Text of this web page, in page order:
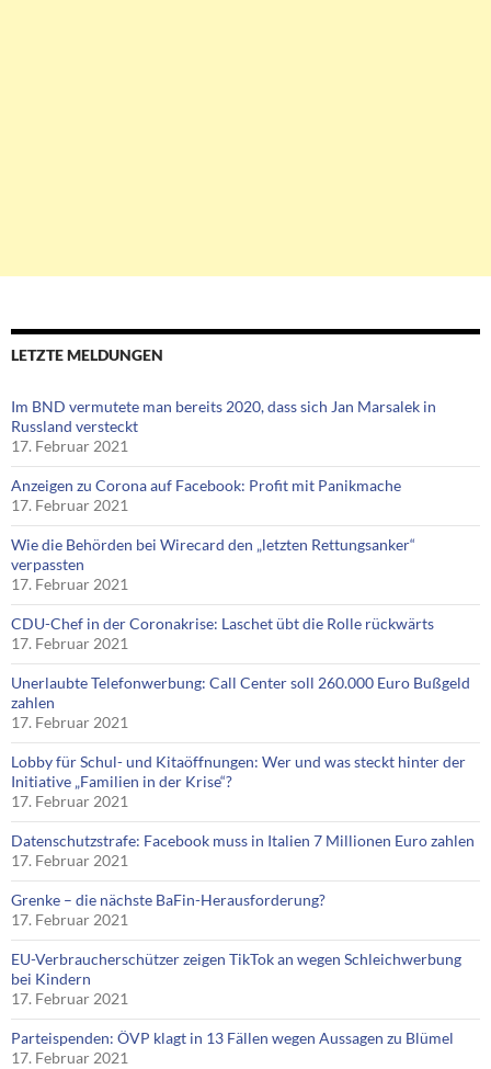
LETZTE MELDUNGEN
Im BND vermutete man bereits 2020, dass sich Jan Marsalek in
Russland versteckt
17. Februar 2021
Anzeigen zu Corona auf Facebook: Profit mit Panikmache
17. Februar 2021
Wie die Behörden bei Wirecard den „letzten Rettungsanker“
verpassten
17. Februar 2021
CDU-Chef in der Coronakrise: Laschet übt die Rolle rückwärts
17. Februar 2021
Unerlaubte Telefonwerbung: Call Center soll 260.000 Euro Bußgeld
zahlen
17. Februar 2021
Lobby für Schul- und Kitaöffnungen: Wer und was steckt hinter der
Initiative „Familien in der Krise“?
17. Februar 2021
Datenschutzstrafe: Facebook muss in Italien 7 Millionen Euro zahlen
17. Februar 2021
Grenke – die nächste BaFin-Herausforderung?
17. Februar 2021
EU-Verbraucherschützer zeigen TikTok an wegen Schleichwerbung
bei Kindern
17. Februar 2021
Parteispenden: ÖVP klagt in 13 Fällen wegen Aussagen zu Blümel
17. Februar 2021